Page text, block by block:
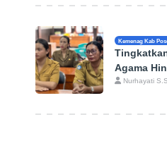
Kemenag Kab
Agama
Nurhayati